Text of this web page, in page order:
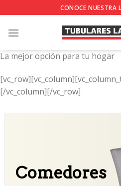
to
content
CONOCE NUESTRA
La mejor opción para tu hogar
[/vc_column][/vc_row]
Comedores